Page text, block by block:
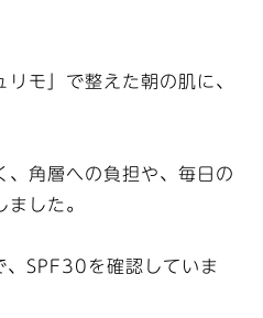
リモ」で整えた朝の肌に、
、角層への負担や、毎日の
した。
、SPF30を確認していま